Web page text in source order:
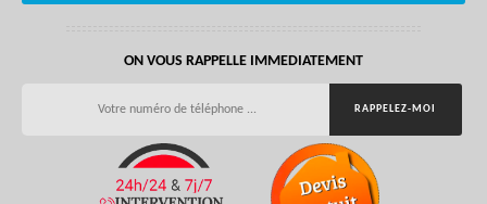
ON VOUS RAPPELLE IMMEDIATEMENT